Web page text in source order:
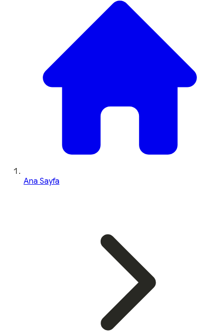
Ana Sayfa